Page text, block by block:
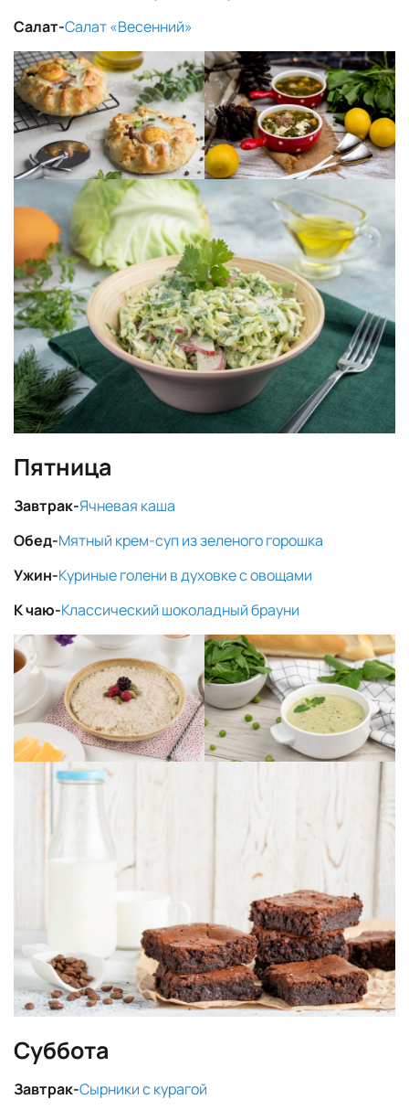
Салат-Салат «Весенний»
Пятница
Завтрак-Ячневая каша
Обед-Мятный крем-суп из зеленого горошка
Ужин-Куриные голени в духовке с овощами
К чаю-Классический шоколадный брауни
Суббота
Завтрак-Сырники с курагой